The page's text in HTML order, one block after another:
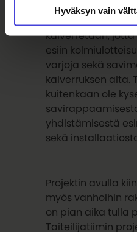
Hyväksyn vain
graafisia
kaiverretaan,
esiin
varjoja sekä
kaiverruksen alta.
kuitenkaan ole
yhdistämisestä
sekä
Projektin avulla
myös vanhoihin
on pian aika tulla
Taiteilijatiimin